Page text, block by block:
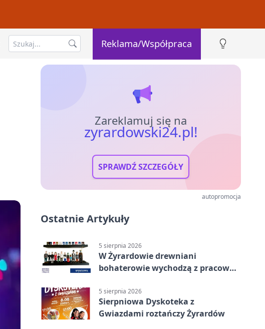
Reklama/Współpraca
Zareklamuj się na
zyrardowski24.pl!
SPRAWDŹ SZCZEGÓŁY
autopromocja
Ostatnie Artykuły
5 sierpnia 2026
W Żyrardowie drewniani
bohaterowie wychodzą z pracowni
5 sierpnia 2026
Sierpniowa Dyskoteka z
Gwiazdami roztańczy Żyrardów